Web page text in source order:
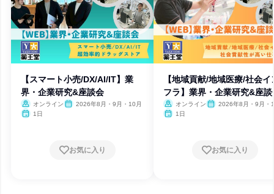
【スマート小売/DX/AI/IT】業
界・企業研究&座談会
オンライン
2026年8月・9月・10月
1日
お気に入り
【地域貢献/地域医療/社会イ
フラ】業界・企業研究&座談
オンライン
2026年8月・9月・
1日
お気に入り